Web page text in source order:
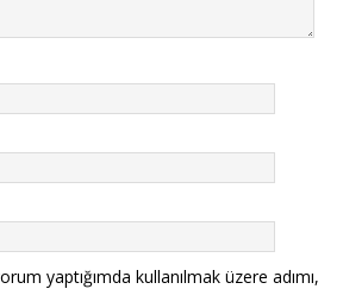
yaptığımda kullanılmak üzere adımı,